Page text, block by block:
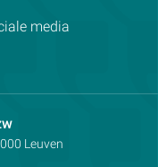
Contactpersoon:
Leuven
media